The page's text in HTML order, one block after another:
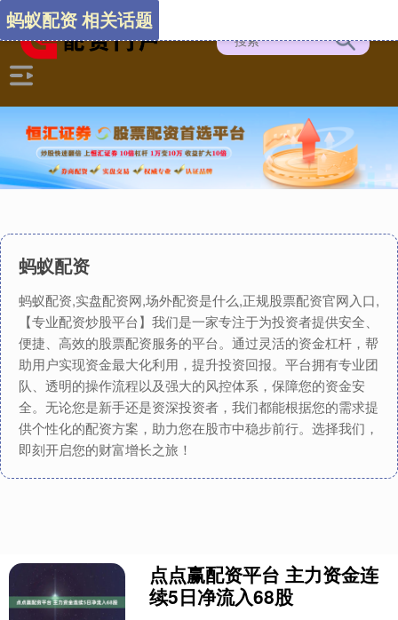
蚂蚁配资
蚂蚁配资,实盘配资网,场外配资是什么,正规股票配资官网入口,
【专业配资炒股平台】我们是一家专注于为投资者提供安全、
便捷、高效的股票配资服务的平台。通过灵活的资金杠杆，帮
助用户实现资金最大化利用，提升投资回报。平台拥有专业团
队、透明的操作流程以及强大的风控体系，保障您的资金安
全。无论您是新手还是资深投资者，我们都能根据您的需求提
供个性化的配资方案，助力您在股市中稳步前行。选择我们，
即刻开启您的财富增长之旅！
蚂蚁配资 相关话题
点点赢配资平台 主力资金连
续5日净流入68股